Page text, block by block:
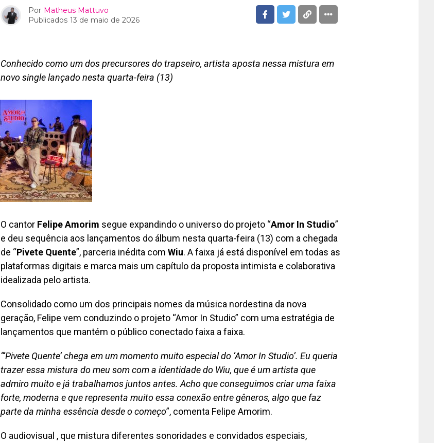
Por Matheus Mattuvo
Publicados 13 de maio de 2026
Conhecido como um dos precursores do trapseiro, artista aposta nessa mistura em
novo single lançado nesta quarta-feira (13)
O cantor Felipe Amorim segue expandindo o universo do projeto “Amor In Studio”
e deu sequência aos lançamentos do álbum nesta quarta-feira (13) com a chegada
de “Pivete Quente”, parceria inédita com Wiu. A faixa já está disponível em todas as
plataformas digitais e marca mais um capítulo da proposta intimista e colaborativa
idealizada pelo artista.
Consolidado como um dos principais nomes da música nordestina da nova
geração, Felipe vem conduzindo o projeto “Amor In Studio” com uma estratégia de
lançamentos que mantém o público conectado faixa a faixa.
“‘Pivete Quente’ chega em um momento muito especial do ‘Amor In Studio’. Eu queria
trazer essa mistura do meu som com a identidade do Wiu, que é um artista que
admiro muito e já trabalhamos juntos antes. Acho que conseguimos criar uma faixa
forte, moderna e que representa muito essa conexão entre gêneros, algo que faz
parte da minha essência desde o começo”, comenta Felipe Amorim.
O audiovisual , que mistura diferentes sonoridades e convidados especiais,